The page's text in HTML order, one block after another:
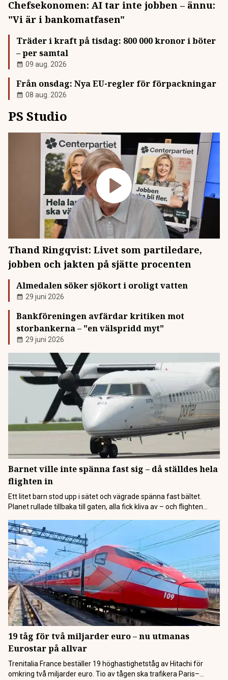
Chefsekonomen: AI tar inte jobben – ännu:
"Vi är i bankomatfasen"
Träder i kraft på tisdag: 800 000 kronor i böter
– per samtal
09 aug. 2026
Från onsdag: Nya EU-regler för förpackningar
08 aug. 2026
PS Studio
Thand Ringqvist: Livet som partiledare,
jobben och jakten på sjätte procenten
Almedalen söker sjökort i oroligt vatten
29 juni 2026
Bankföreningen avfärdar kritiken mot
storbankerna – "en välspridd myt"
29 juni 2026
Barnet ville inte spänna fast sig – då ställdes hela
flighten in
Ett litet barn stod upp i sätet och vägrade spänna fast bältet.
Planet rullade tillbaka till gaten, alla fick kliva av – och flighten
på sistone som rör batterier – där flygbolagen nu skärper sina
regler. Flyg i all sin ära, men nu börjar många […]
19 tåg för två miljarder euro – nu utmanas
Eurostar på allvar
Trenitalia France beställer 19 höghastighetståg av Hitachi för
omkring två miljarder euro. Tio av tågen ska trafikera Paris–